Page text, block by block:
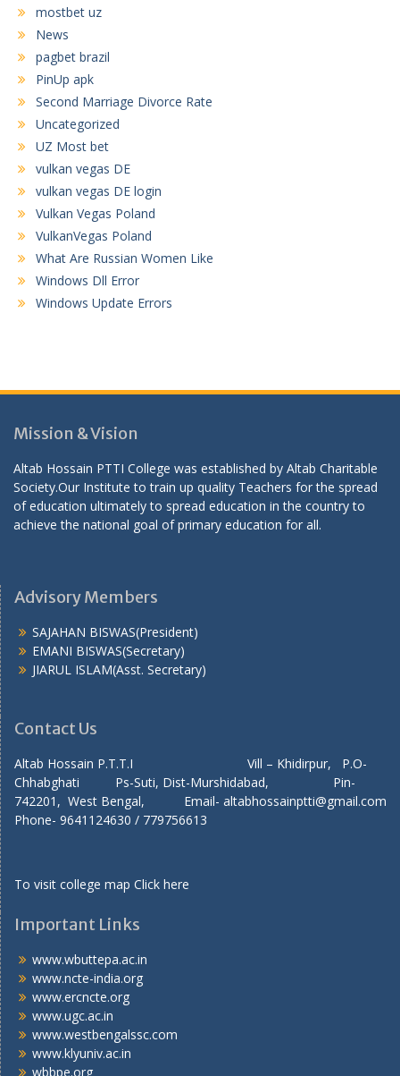
mostbet uz
News
pagbet brazil
PinUp apk
Second Marriage Divorce Rate
Uncategorized
UZ Most bet
vulkan vegas DE
vulkan vegas DE login
Vulkan Vegas Poland
VulkanVegas Poland
What Are Russian Women Like
Windows Dll Error
Windows Update Errors
Mission & Vision
Altab Hossain PTTI College was established by Altab Charitable
Society.Our Institute to train up quality Teachers for the spread
of education ultimately to spread education in the country to
achieve the national goal of primary education for all.
Advisory Members
SAJAHAN BISWAS(President)
EMANI BISWAS(Secretary)
JIARUL ISLAM(Asst. Secretary)
Contact Us
Altab Hossain P.T.T.I Vill – Khidirpur, P.O-
Chhabghati Ps-Suti, Dist-Murshidabad, Pin-
742201, West Bengal, Email- altabhossainptti@gmail.com
Phone- 9641124630 / 779756613
To visit college map Click here
Important Links
www.wbuttepa.ac.in
www.ncte-india.org
www.ercncte.org
www.ugc.ac.in
www.westbengalssc.com
www.klyuniv.ac.in
wbbpe.org